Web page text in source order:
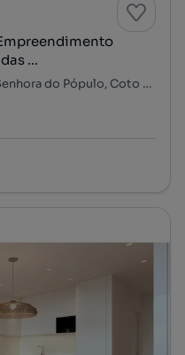
...
Rua da Praça de Touros, Nossa Senhora do Pópulo, Coto e São Gregório, Caldas da Rainha, Leiria